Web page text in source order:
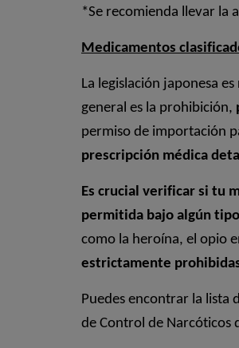
*Se recomienda llevar la
Medicamentos
La legislación japonesa es
general es la prohibición,
permiso de importación
prescripción médica
Es crucial verificar si tu
permitida bajo algún
como la heroína, el opio
estrictamente
Puedes encontrar la lista
de Control de